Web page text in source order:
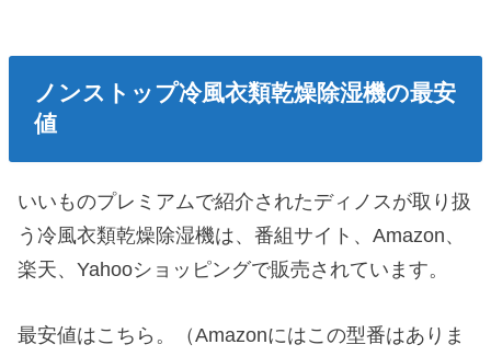
ノンストップ冷風衣類乾燥除湿機の最安
値
いいものプレミアムで紹介されたディノスが取り扱
う冷風衣類乾燥除湿機は、番組サイト、Amazon、
楽天、Yahooショッピングで販売されています。
最安値はこちら。（Amazonにはこの型番はありま